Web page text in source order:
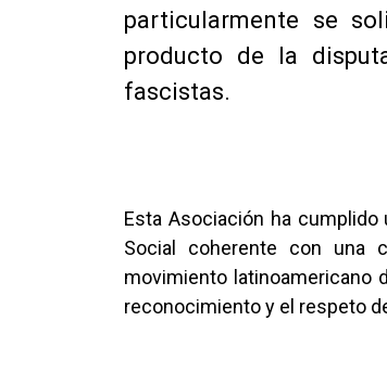
particularmente se
producto de la
fascistas.
Esta Asociación ha
Social coherente con una
movimiento latinoamericano
reconocimiento y el respeto